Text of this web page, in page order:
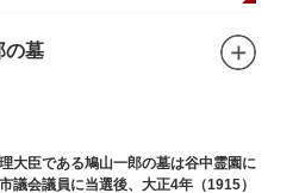
の墓
大臣である鳩山一郎の墓は谷中霊園に
議会議員に当選後、大正4年（1915）